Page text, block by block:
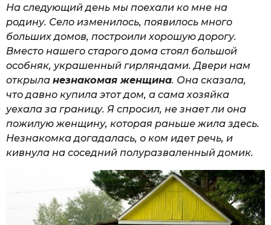
На следующий день мы поехали ко мне на
родину. Село изменилось, появилось много
больших домов, построили хорошую дорогу.
Вместо нашего старого дома стоял большой
особняк, украшенный гирляндами. Двери нам
открыла незнакомая женщина. Она сказала,
что давно купила этот дом, а сама хозяйка
уехала за границу. Я спросил, не знает ли она
пожилую женщину, которая раньше жила здесь.
Незнакомка догадалась, о ком идет речь, и
кивнула на соседний полуразваленный домик.